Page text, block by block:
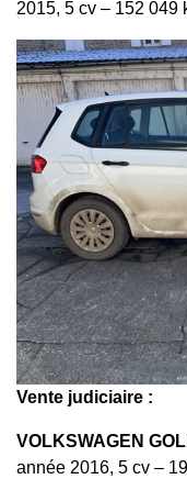
2015, 5 cv – 152 049
Vente judiciaire :
VOLKSWAGEN
année 2016, 5 cv –